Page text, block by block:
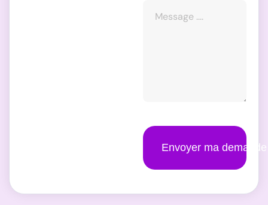
Envoyer ma demande